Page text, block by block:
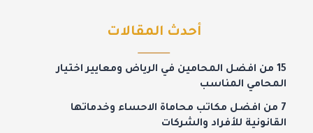
أحدث المقالات
15 من افضل المحامين في الرياض ومعايير اختيار
المحامي المناسب
7 من افضل مكاتب محاماة الاحساء وخدماتها
القانونية للأفراد والشركات